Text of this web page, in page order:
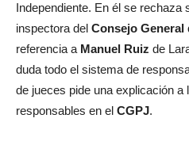
Independiente. En él se rechaza
inspectora del Consejo
referencia a Manuel Ruiz de
duda todo el sistema de
de jueces pide una explicación a
responsables en el CGPJ.